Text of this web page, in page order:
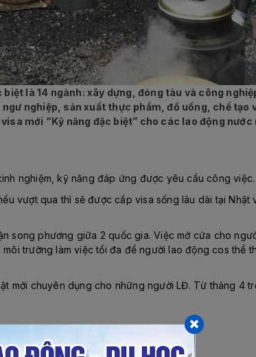
là 14 ngành: xây dựng, đóng tàu và công
nghiệp, sản xuất thực phẩm, đồ uống, chế tạo
mới “Kỹ năng đặc biệt” cho các lao động
nghiệm, kỹ năng đáp ứng được yêu cầu công việc.
vượt qua thì sẽ được cấp visa sống lâu dài tại Nhật
song phương giữa 2 quốc gia. Việc mở cửa cho
trường làm việc tối đa để người lao động cos thể
mới chuyên dụng cho những người LĐ. Từ tháng 4